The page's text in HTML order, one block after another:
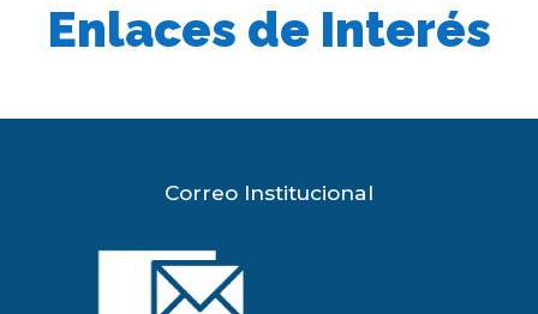
Enlaces de Interés
Correo Institucional